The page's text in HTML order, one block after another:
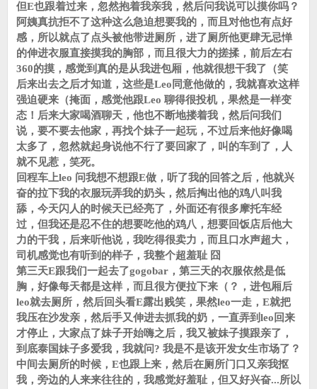
但E也跟着过来，忽然抱着我亲我，然后问我说可以摸你吗？
阿姨真抗拒不了这种这么急迫想要我的，而且对他也有点好
感，所以就点了点头被他带进厕所，进了厕所他更肆无忌惮
的伸进衣服直接摸我的胸部，而且很大力的搓揉，前后左右
360的摸，感觉到真的是从我进包厢，他就很想干我了（笑
后来出去之后才知道，这些是Leo同意他做的，我就喜欢这样
强迫硬来（掩面，感觉他跟Leo 聊得很投机，果然是一样变
态！后来大家喝酒聊天，他也不断地搂着我，然后问我们
说，要不要去他家，再找个妹子一起玩，不过后来他好像喝
太多了，忽然就起身说他不行了要回家了，叫的车到了，人
就不见惹，笑死。
回程车上leo 问我想不想跟E做，听了我的回答之后，他就兴
奋的拉下我的衣服玩弄我的奶头，然后掏出他的鸡八叫我
舔，今天闪人的时候天已经亮了，外面还有很多摩托车经
过，但我还是忍不住的想要吃他的鸡八，想要回饭店后他大
力的干我，后来听他说，我吃得很卖力，而且口水声超大，
司机感觉也有听到的样子，我整个超羞耻 囧
第三天E跟我们一起去了gogobar，第三天的衣服依然是低
胸，好像每天都是这样，而且很方便拉下来（？，进包厢后
leo就去厕所，然后回头看E露出贱笑，果然leo一走，E就把
我压在沙发亲，然后手又伸进去抓我的奶，一直弄到leo回来
才停止，大家点了妹子开始嗨之后，我又被妹子摸跟亲了，
到底泰国妹子多爱我，我就问? 我是不是该开发女生市场了？
中间去厕所的时候，E也跟上来，然后在厕所门口又亲我抠
我，旁边的人来来往往的，我感觉好羞耻，但又好兴奋...所以